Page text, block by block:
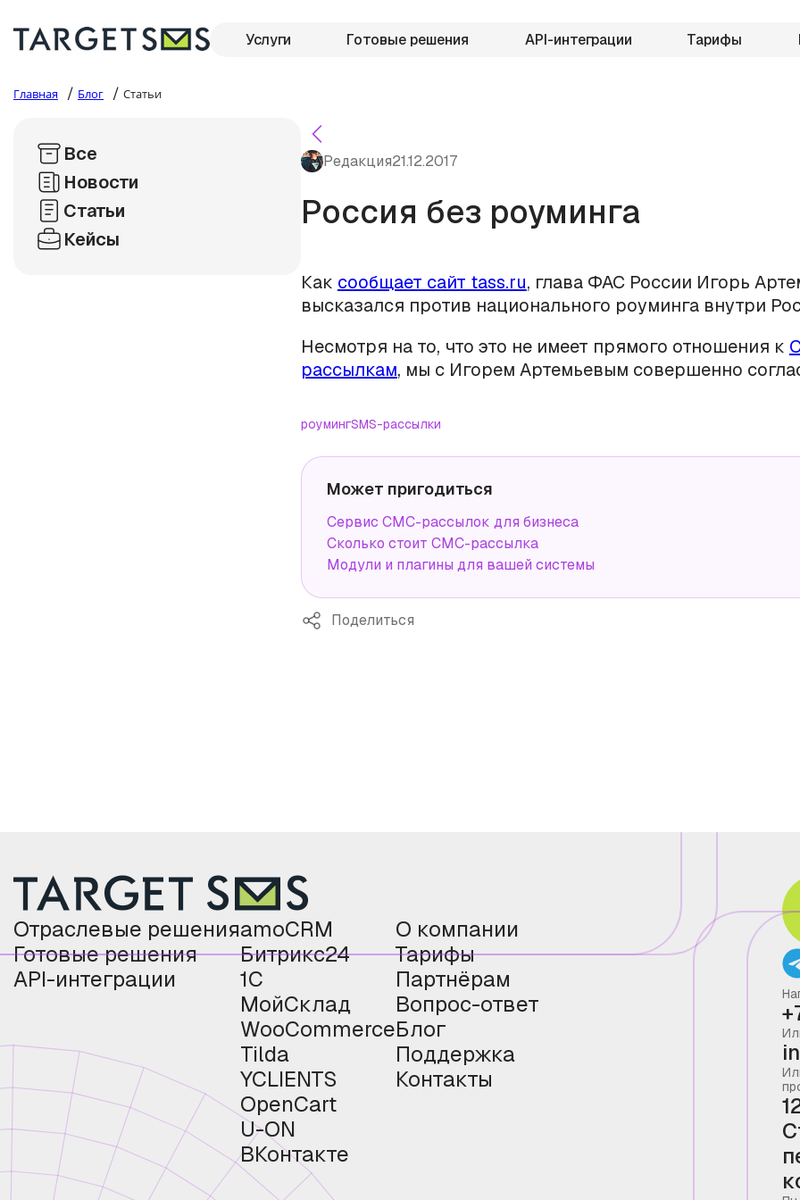
Услуги Готовые решения API-интеграции Тарифы
Главная / Блог / Статьи
Все
Новости
Статьи
Кейсы
Редакция21.12.2017
Россия без роуминга
Как сообщает сайт tass.ru, глава ФАС России Игорь
высказался против национального роуминга внутри
Несмотря на то, что это не имеет прямого отношения к
рассылкам, мы с Игорем Артемьевым совершенно
роумингSMS-рассылки
Может пригодиться
Сервис СМС-рассылок для бизнеса
Сколько стоит СМС-рассылка
Модули и плагины для вашей системы
Поделиться
Отраслевые решения
Готовые решения
API-интеграции
amoCRM
Битрикс24
1С
МойСклад
WooCommerce
Tilda
YCLIENTS
OpenCart
U-ON
ВКонтакте
О компании
Тарифы
Партнёрам
Вопрос-ответ
Блог
Поддержка
Контакты